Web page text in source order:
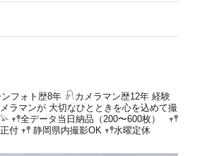
フォト歴8年𓍯カメラマン歴12年経験
ラマンが大切なひとときを心を込めて撮
𓅫𖥧𖤣全データ当日納品（200〜600枚）
𖥧𖤣
付𖥧𖤣 静岡県内撮影OK 𖥧𖤣水曜定休